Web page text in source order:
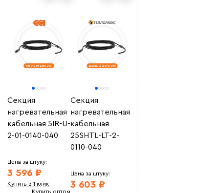
Секция
нагревательная
кабельная 5IR-U-
2-01-0140-040
Цена за штуку:
3 596 ₽
Купить в 1 клик
Купить оптом
Секция
нагревательная
кабельная
25SHTL-LT-2-
0110-040
Цена за штуку:
3 603 ₽